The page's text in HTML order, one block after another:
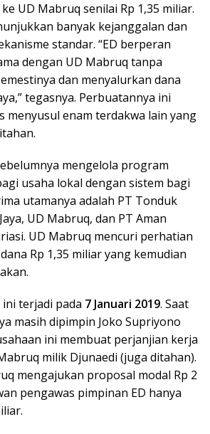
UD Mabruq senilai Rp 1,35 miliar.
banyak kejanggalan dan
standar. “ED berperan
dengan UD Mabruq tanpa
dan menyalurkan dana
tegasnya. Perbuatannya ini
menyusul enam terdakwa lain yang
mengelola program
usaha lokal dengan sistem bagi
utamanya adalah PT Tonduk
UD Mabruq, dan PT Aman
UD Mabruq mencuri perhatian
Rp 1,35 miliar yang kemudian
terjadi pada 7 Januari 2019. Saat
masih dipimpin Joko Supriyono
ini membuat perjanjian kerja
milik Djunaedi (juga ditahan).
mengajukan proposal modal Rp 2
pengawas pimpinan ED hanya